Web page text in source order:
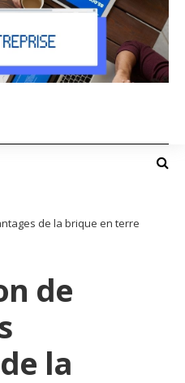
de la brique en terre
de
la